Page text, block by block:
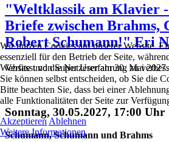
"Weltklassik am Klavier
Briefe zwischen Brahms,
Robert Schumann!" Eri
Verfasst von Super User am30. Mai 2027.
Sonntag, 30.05.2027, 17:00 Uhr
Schumann, Schumann und Brahms
Wir nutzen Cookies auf unserer Website.
essenziell für den Betrieb der Seite,
Website und die Nutzererfahrung zu
Sie können selbst entscheiden, ob Sie die
Bitte beachten Sie, dass bei einer
alle Funktionalitäten der Seite zur
Akzeptieren Ablehnen
Weitere Informationen